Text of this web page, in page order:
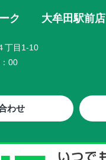
ーク 大牟田駅前店
丁目1-10
00
わせ